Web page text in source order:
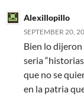
Alexillopillo
SEPTEMBER 20,
Bien lo
seria
que no se
en la patria